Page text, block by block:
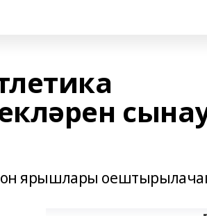
ярышлары